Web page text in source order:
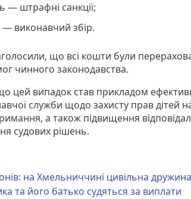
— штрафні санкції;
— виконавчий збір.
що всі кошти були
чинного законодавства.
цей випадок став прикладом
служби щодо захисту прав дітей
а також підвищення
судових рішень.
на Хмельниччині цивільна дружина
та його батько судяться за виплати